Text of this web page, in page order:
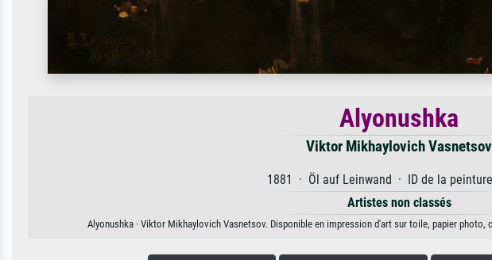
Alyonushka
Viktor Mikhaylovich Vasnetsov
1881 · Öl auf Leinwand · ID de la
Artistes non classés
Alyonushka · Viktor Mikhaylovich Vasnetsov. Disponible en impression d'art sur toile, papier